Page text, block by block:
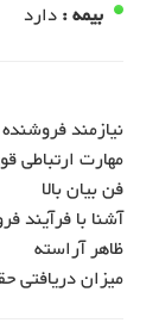
بیمه :دارد
میزان